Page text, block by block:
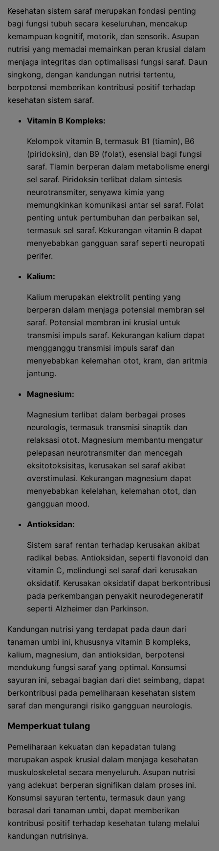
Kesehatan sistem saraf merupakan fondasi penting
bagi fungsi tubuh secara keseluruhan, mencakup
kemampuan kognitif, motorik, dan sensorik. Asupan
nutrisi yang memadai memainkan peran krusial dalam
menjaga integritas dan optimalisasi fungsi saraf. Daun
singkong, dengan kandungan nutrisi tertentu,
berpotensi memberikan kontribusi positif terhadap
kesehatan sistem saraf.
Vitamin B Kompleks:
Kelompok vitamin B, termasuk B1 (tiamin), B6
(piridoksin), dan B9 (folat), esensial bagi fungsi
saraf. Tiamin berperan dalam metabolisme energi
sel saraf. Piridoksin terlibat dalam sintesis
neurotransmiter, senyawa kimia yang
memungkinkan komunikasi antar sel saraf. Folat
penting untuk pertumbuhan dan perbaikan sel,
termasuk sel saraf. Kekurangan vitamin B dapat
menyebabkan gangguan saraf seperti neuropati
perifer.
Kalium:
Kalium merupakan elektrolit penting yang
berperan dalam menjaga potensial membran sel
saraf. Potensial membran ini krusial untuk
transmisi impuls saraf. Kekurangan kalium dapat
mengganggu transmisi impuls saraf dan
menyebabkan kelemahan otot, kram, dan aritmia
jantung.
Magnesium:
Magnesium terlibat dalam berbagai proses
neurologis, termasuk transmisi sinaptik dan
relaksasi otot. Magnesium membantu mengatur
pelepasan neurotransmiter dan mencegah
eksitotoksisitas, kerusakan sel saraf akibat
overstimulasi. Kekurangan magnesium dapat
menyebabkan kelelahan, kelemahan otot, dan
gangguan mood.
Antioksidan:
Sistem saraf rentan terhadap kerusakan akibat
radikal bebas. Antioksidan, seperti flavonoid dan
vitamin C, melindungi sel saraf dari kerusakan
oksidatif. Kerusakan oksidatif dapat berkontribusi
pada perkembangan penyakit neurodegeneratif
seperti Alzheimer dan Parkinson.
Kandungan nutrisi yang terdapat pada daun dari
tanaman umbi ini, khususnya vitamin B kompleks,
kalium, magnesium, dan antioksidan, berpotensi
mendukung fungsi saraf yang optimal. Konsumsi
sayuran ini, sebagai bagian dari diet seimbang, dapat
berkontribusi pada pemeliharaan kesehatan sistem
saraf dan mengurangi risiko gangguan neurologis.
Memperkuat tulang
Pemeliharaan kekuatan dan kepadatan tulang
merupakan aspek krusial dalam menjaga kesehatan
muskuloskeletal secara menyeluruh. Asupan nutrisi
yang adekuat berperan signifikan dalam proses ini.
Konsumsi sayuran tertentu, termasuk daun yang
berasal dari tanaman umbi, dapat memberikan
kontribusi positif terhadap kesehatan tulang melalui
kandungan nutrisinya.